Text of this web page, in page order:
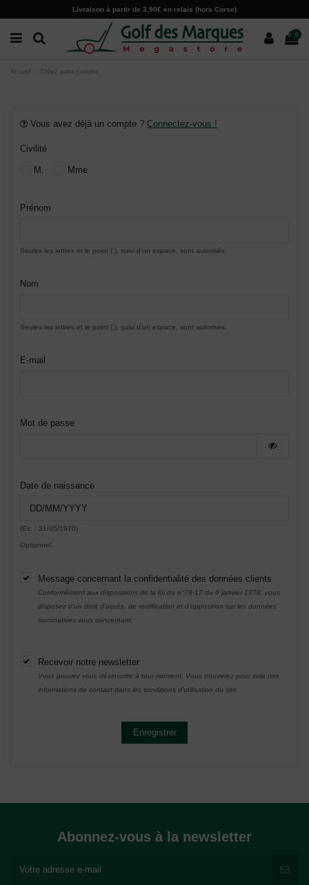
Livraison à partir de 3.90€ en relais (hors Corse)
0
Accueil Créez votre compte
Vous avez déjà un compte ? Connectez-vous !
Civilité
M. Mme
Prénom
Seules les lettres et le point (.), suivi d'un espace, sont autorisés.
Nom
Seules les lettres et le point (.), suivi d'un espace, sont autorisés.
E-mail
Mot de passe
Date de naissance
(Ex. : 31/05/1970)
Optionnel
Message concernant la confidentialité des données clients
Conformément aux dispositions de la loi du n°78-17 du 6 janvier 1978, vous
disposez d'un droit d'accès, de rectification et d'opposition sur les données
nominatives vous concernant.
Recevoir notre newsletter
Vous pouvez vous désinscrire à tout moment. Vous trouverez pour cela nos
informations de contact dans les conditions d'utilisation du site.
Enregistrer
Abonnez-vous à la newsletter
Paramètres des cookies